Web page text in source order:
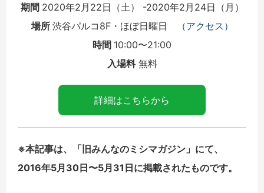
期間 2020年2月22日（土） -2020年2月24日（月）
場所 渋谷パルコ8F・ほぼ日曜日
（アクセス）
時間 10:00〜21:00
入場料無料
詳細はこちらから
※本記事は、「旧みんなのミシマガジン」にて、
2016年5月30日〜5月31日に掲載されたものです。